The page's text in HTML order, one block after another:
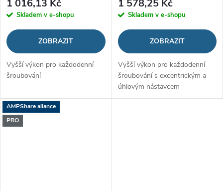
1 016,13 Kč
Skladem v e-shopu
ZOBRAZIT
Vyšší výkon pro každodenní
šroubování
1 578,25 Kč
Skladem v e-shopu
ZOBRAZIT
Vyšší výkon pro každodenní
šroubování s excentrickým a
úhlovým nástavcem
AMPShare aliance
PRO